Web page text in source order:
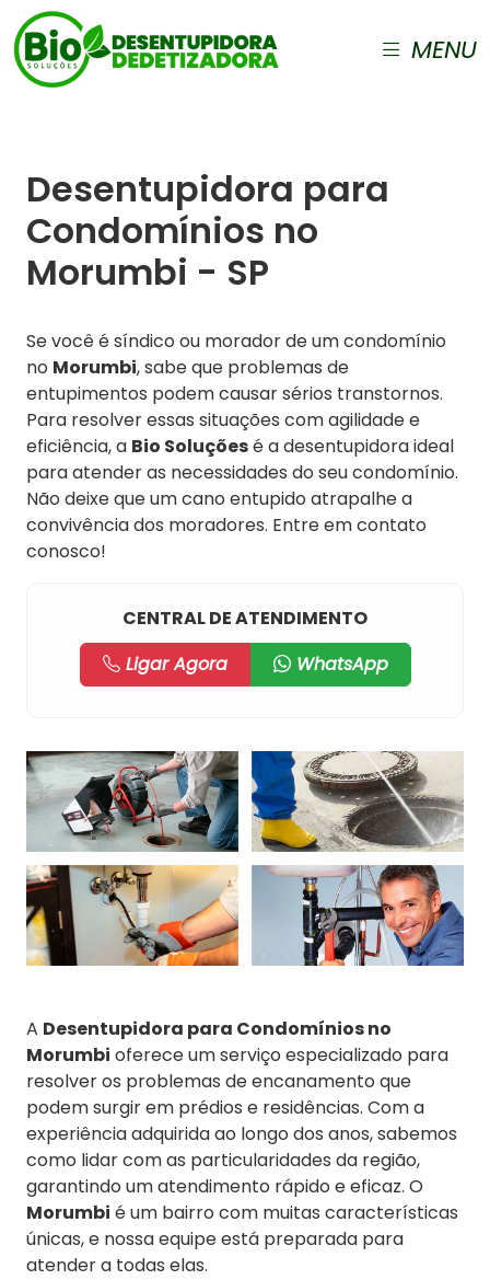
MENU
Desentupidora para
Condomínios no
Morumbi - SP
Se você é síndico ou morador de um condomínio
no Morumbi, sabe que problemas de
entupimentos podem causar sérios transtornos.
Para resolver essas situações com agilidade e
eficiência, a Bio Soluçõesé a desentupidora ideal
para atender as necessidades do seu condomínio.
Não deixe que um cano entupido atrapalhe a
convivência dos moradores. Entre em contato
conosco!
CENTRAL DE ATENDIMENTO
Ligar Agora
WhatsApp
A Desentupidora para Condomínios no
Morumbi oferece um serviço especializado para
resolver os problemas de encanamento que
podem surgir em prédios e residências. Com a
experiência adquirida ao longo dos anos, sabemos
como lidar com as particularidades da região,
garantindo um atendimento rápido e eficaz. O
Morumbi é um bairro com muitas características
únicas, e nossa equipe está preparada para
atender a todas elas.